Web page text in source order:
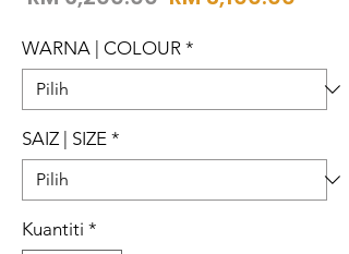
WARNA | COLOUR *
SAIZ | SIZE *
Kuantiti *